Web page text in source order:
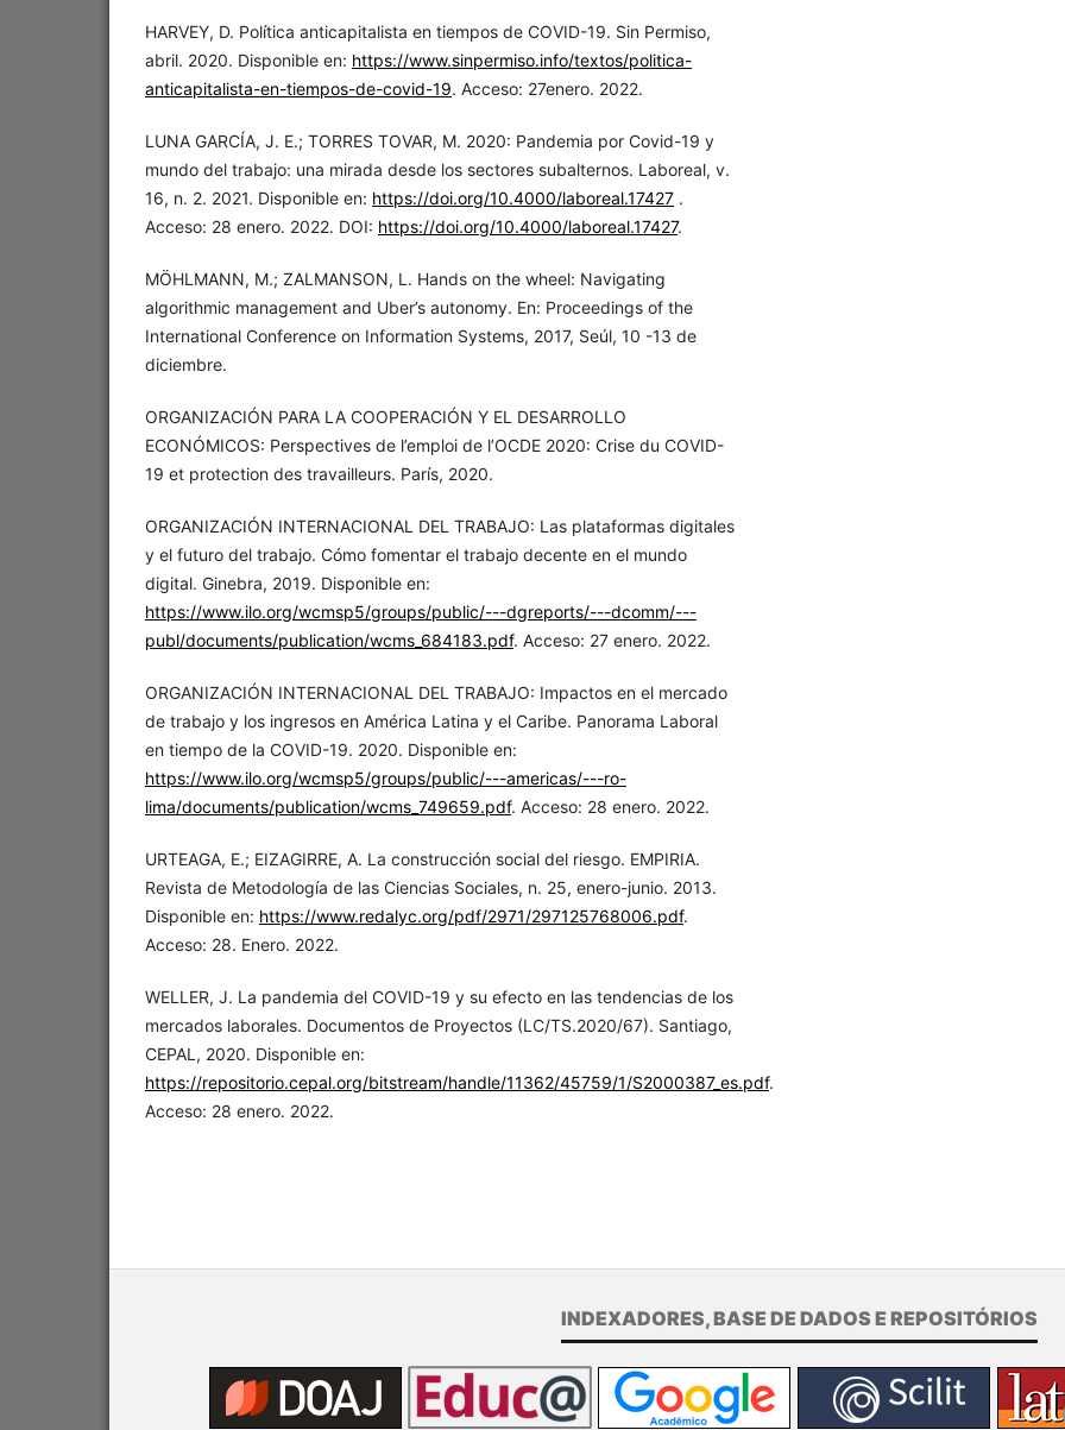
HARVEY, D. Política anticapitalista en tiempos de COVID-19. Sin Permiso,
abril. 2020. Disponible en: https://www.sinpermiso.info/textos/politica-
anticapitalista-en-tiempos-de-covid-19. Acceso: 27enero. 2022.
LUNA GARCÍA, J. E.; TORRES TOVAR, M. 2020: Pandemia por Covid-19 y
mundo del trabajo: una mirada desde los sectores subalternos. Laboreal, v.
16, n. 2. 2021. Disponible en: https://doi.org/10.4000/laboreal.17427 .
Acceso: 28 enero. 2022. DOI: https://doi.org/10.4000/laboreal.17427.
MÖHLMANN, M.; ZALMANSON, L. Hands on the wheel: Navigating
algorithmic management and Uber’s autonomy. En: Proceedings of the
International Conference on Information Systems, 2017, Seúl, 10 -13 de
diciembre.
ORGANIZACIÓN PARA LA COOPERACIÓN Y EL DESARROLLO
ECONÓMICOS: Perspectives de l’emploi de l’OCDE 2020: Crise du COVID-
19 et protection des travailleurs. París, 2020.
ORGANIZACIÓN INTERNACIONAL DEL TRABAJO: Las plataformas digitales
y el futuro del trabajo. Cómo fomentar el trabajo decente en el mundo
digital. Ginebra, 2019. Disponible en:
https://www.ilo.org/wcmsp5/groups/public/---dgreports/---dcomm/---
publ/documents/publication/wcms_684183.pdf. Acceso: 27 enero. 2022.
ORGANIZACIÓN INTERNACIONAL DEL TRABAJO: Impactos en el mercado
de trabajo y los ingresos en América Latina y el Caribe. Panorama Laboral
en tiempo de la COVID-19. 2020. Disponible en:
https://www.ilo.org/wcmsp5/groups/public/---americas/---ro-
lima/documents/publication/wcms_749659.pdf. Acceso: 28 enero. 2022.
URTEAGA, E.; EIZAGIRRE, A. La construcción social del riesgo. EMPIRIA.
Revista de Metodología de las Ciencias Sociales, n. 25, enero-junio. 2013.
Disponible en: https://www.redalyc.org/pdf/2971/297125768006.pdf.
Acceso: 28. Enero. 2022.
WELLER, J. La pandemia del COVID-19 y su efecto en las tendencias de los
mercados laborales. Documentos de Proyectos (LC/TS.2020/67). Santiago,
CEPAL, 2020. Disponible en:
https://repositorio.cepal.org/bitstream/handle/11362/45759/1/S2000387_es.pdf.
Acceso: 28 enero. 2022.
INDEXADORES, BASE DE DADOS E REPOSITÓRIOS